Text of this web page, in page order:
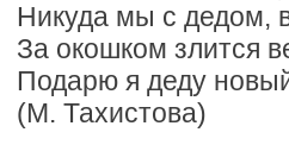
Никуда мы с дедом,
За окошком злится
Подарю я деду
(М. Тахистова)